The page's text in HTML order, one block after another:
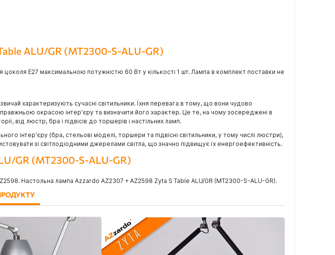
ALU/GR (MT2300-S-ALU-GR)
E27 максимальною потужністю 60 Вт у кількості 1 шт. Лампа в комплект поставки не
характеризують сучасні світильники. Їхня перевага в тому, що вони чудово
окрасою інтер'єру та визначити його характер. Це те, на чому зосереджені в
від люстр, бра і підвісів до торшерів і настільних ламп.
інтер'єру (бра, стельові моделі, торшери та підвісні світильники, у тому числі люстри),
зі світлодіодними джерелами світла, що значно підвищує їх енергоефективність.
GR (MT2300-S-ALU-GR)
Настольна лампа Azzardo AZ2307 + AZ2598 Zyta S Table ALU/GR (MT2300-S-ALU-GR).